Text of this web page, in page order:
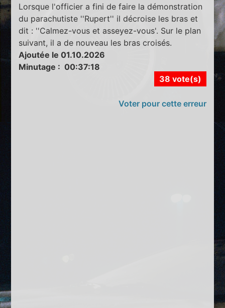
Lorsque l'officier a fini de faire la démonstration
du parachutiste ''Rupert'' il décroise les bras et
dit : ''Calmez-vous et asseyez-vous'. Sur le plan
suivant, il a de nouveau les bras croisés.
Ajoutée le 01.10.2026
Minutage : 00:37:18
38 vote(s)
Voter pour cette erreur